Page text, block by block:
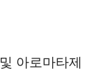
아로마타제